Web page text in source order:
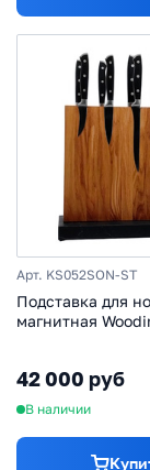
Арт. KS052SON-ST
Подставка для
магнитная
42 000 руб
В наличии